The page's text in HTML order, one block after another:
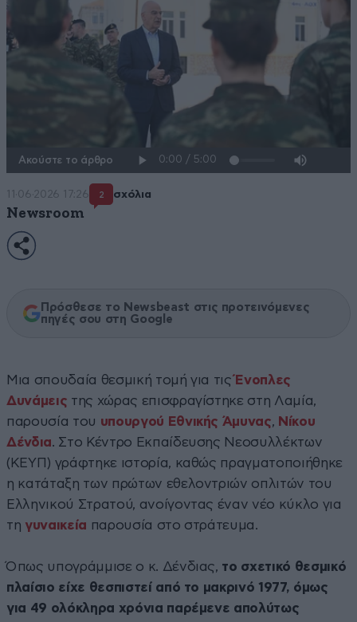
Ακούστε το άρθρο
11·06·2026 17:26 2 σχόλια
Newsroom
Πρόσθεσε το Newsbeast στις προτεινόμενες
πηγές σου στη Google
Μια σπουδαία θεσμική τομή για τιςΈνοπλες
Δυνάμεις της χώρας επισφραγίστηκε στη Λαμία,
παρουσία του υπουργού Εθνικής Άμυνας, Νίκου
Δένδια. Στο Κέντρο Εκπαίδευσης Νεοσυλλέκτων
(ΚΕΥΠ) γράφτηκε ιστορία, καθώς πραγματοποιήθηκε
η κατάταξη των πρώτων εθελοντριών οπλιτών του
Ελληνικού Στρατού, ανοίγοντας έναν νέο κύκλο για
τη γυναικεία παρουσία στο στράτευμα.
Όπως υπογράμμισε ο κ. Δένδιας, το σχετικό θεσμικό
πλαίσιο είχε θεσπιστεί από το μακρινό 1977, όμως
για 49 ολόκληρα χρόνια παρέμενε απολύτως